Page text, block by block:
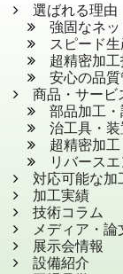
選ばれる理由
強固なネ
スピード
超精密加
安心の品
商品・サービ
部品加工
治工具・
超精密加工
リバース
対応可能な加
加工実績
技術コラム
メディア・論
展示会情報
設備紹介